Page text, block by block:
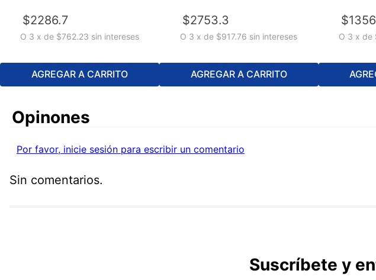
$2286.7
O 3 x de $762.23 sin intereses
AGREGAR A CARRITO
$2753.3
O 3 x de $917.76 sin intereses
AGREGAR A CARRITO
$1356
O 3 x de
Comentarios
Por favor, inicie sesión para escribir un comentario
Sin comentarios.
Suscríbete y